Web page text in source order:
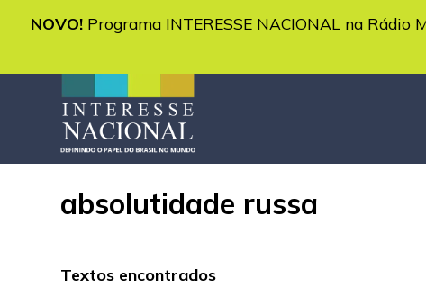
NOVO! Programa INTERESSE NACIONAL na Rádio
absolutidade russa
Textos encontrados